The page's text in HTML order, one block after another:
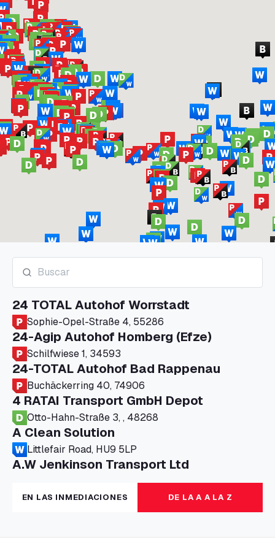
24 TOTAL Autohof Worrstadt
Sophie-Opel-Straße 4, 55286
24-Agip Autohof Homberg (Efze)
Schilfwiese 1, 34593
24-TOTAL Autohof Bad Rappenau
Buchäckerring 40, 74906
4 RATAI Transport GmbH Depot
Otto-Hahn-Straße 3, , 48268
A Clean Solution
Littlefair Road, HU9 5LP
A.W Jenkinson Transport Ltd
Progress House, ME11 5GA
A+G Nettetal - Depot Parking
Am Panneschopp 7, 41334
EN LAS INMEDIACIONES DE LA A A LA Z